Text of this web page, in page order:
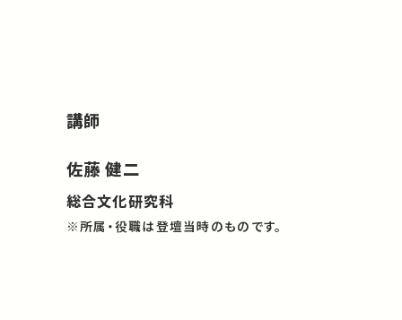
講師
佐藤 健二
総合文化研究科
※所属・役職は登壇当時のものです。